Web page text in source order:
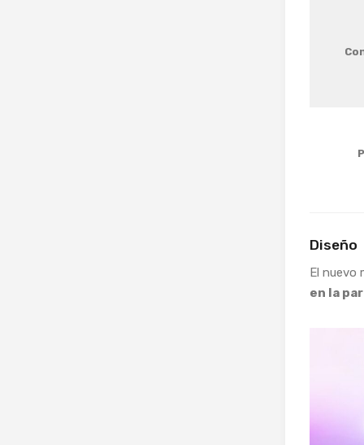
Diseño
El nuevo
en la